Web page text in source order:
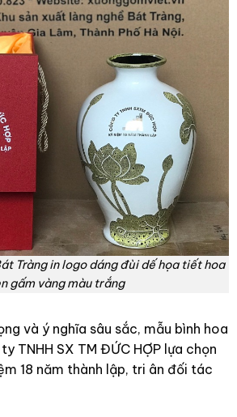
Tràng in logo dáng đùi dế họa tiết hoa
gấm vàng màu trắng
và ý nghĩa sâu sắc, mẫu bình hoa
TNHH SX TM ĐỨC HỢP lựa chọn
18 năm thành lập, tri ân đối tác